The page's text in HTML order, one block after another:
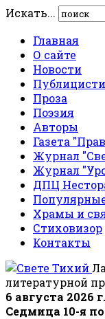
Искать...
Главная
О сайте
Новости
Проза
Поэзия
Авторы
Газета
Журнал
Журнал
ДПЦ
Храмы и
Стиховизор
Контакты
литературной
6 августа 2026
Седмица 10-я